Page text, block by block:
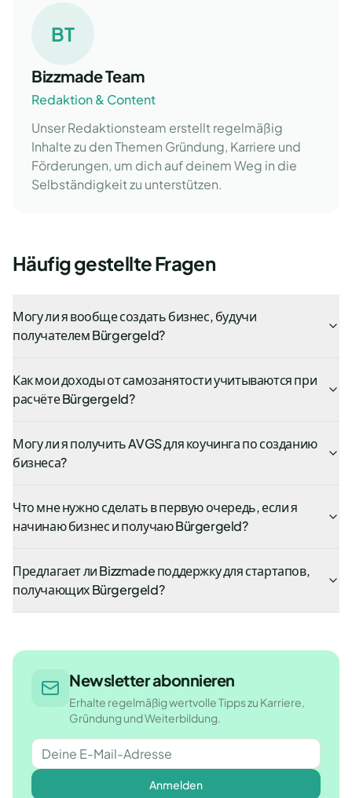
BT
Bizzmade Team
Redaktion & Content
Unser Redaktionsteam erstellt regelmäßig
Inhalte zu den Themen Gründung, Karriere und
Förderungen, um dich auf deinem Weg in die
Selbständigkeit zu unterstützen.
Häufig gestellte Fragen
Могу ли я вообще создать бизнес, будучи
получателем Bürgergeld?
Как мои доходы от самозанятости учитываются при
расчёте Bürgergeld?
Могу ли я получить AVGS для коучинга по созданию
бизнеса?
Что мне нужно сделать в первую очередь, если я
начинаю бизнес и получаю Bürgergeld?
Предлагает ли Bizzmade поддержку для стартапов,
получающих Bürgergeld?
Newsletter abonnieren
Erhalte regelmäßig wertvolle Tipps zu Karriere,
Gründung und Weiterbildung.
Anmelden